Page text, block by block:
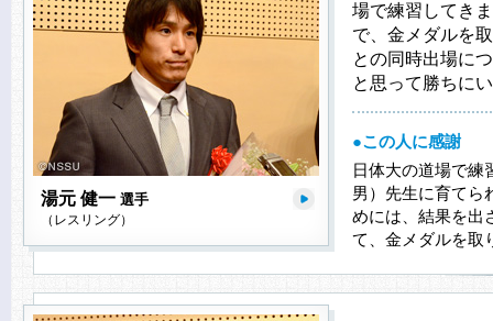
湯元 健一 選手
（レスリング）
場で練習してき
で、金メダルを
との同時出場に
と思って勝ちに
●この人に感謝
日体大の道場で練
男）先生に育てら
めには、結果を出
て、金メダルを取